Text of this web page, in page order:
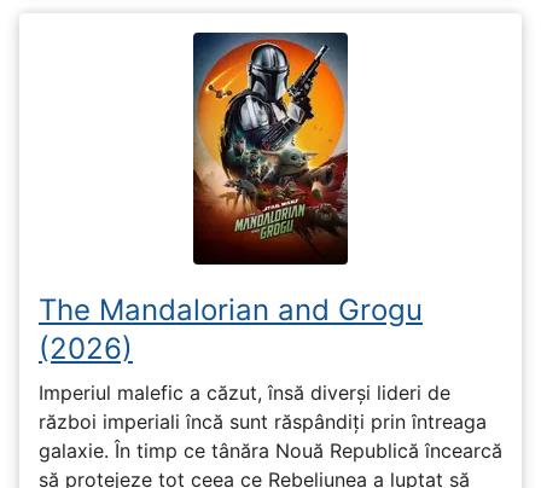
The Mandalorian and Grogu
(2026)
Imperiul malefic a căzut, însă diverși lideri de
război imperiali încă sunt răspândiți prin întreaga
galaxie. În timp ce tânăra Nouă Republică încearcă
să protejeze tot ceea ce Rebeliunea a luptat să